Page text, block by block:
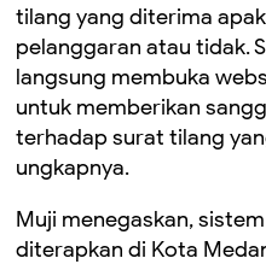
tilang yang diterima
pelanggaran atau tidak.
langsung membuka
untuk memberikan
terhadap surat tilang
ungkapnya.
Muji menegaskan,
diterapkan di Kota